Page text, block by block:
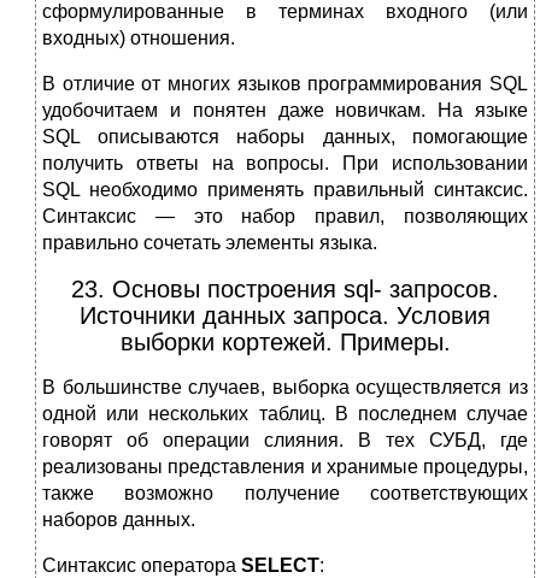
сформулированные в терминах входного (или
входных) отношения.
В отличие от многих языков программирования SQL
удобочитаем и понятен даже новичкам. На языке
SQL описываются наборы данных, помогающие
получить ответы на вопросы. При использовании
SQL необходимо применять правильный синтаксис.
Синтаксис — это набор правил, позволяющих
правильно сочетать элементы языка.
23. Основы построения sql- запросов.
Источники данных запроса. Условия
выборки кортежей. Примеры.
В большинстве случаев, выборка осуществляется из
одной или нескольких таблиц. В последнем случае
говорят об операции слияния. В тех СУБД, где
реализованы представления и хранимые процедуры,
также возможно получение соответствующих
наборов данных.
Синтаксис оператора SELECT: